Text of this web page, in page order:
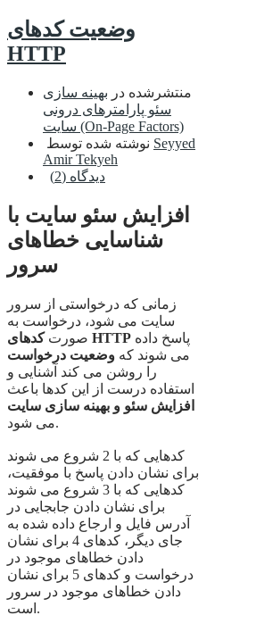
وضعیت کدهای
HTTP
منتشرشده در بهینه سازی
سئو پارامترهای درونی
سایت (On-Page Factors)
Seyyed
Amir Tekyeh
دیدگاه (2)
افزایش سئو سایت با
شناسایی خطاهای
سرور
زمانی که درخواستی از سرور
سایت می شود، درخواست به
صورت کدهای HTTP
می شوند که وضعیت درخواست
را روشن می کند آشنایی و
استفاده درست از این کدها باعث
افزایش سئو و بهینه سازی سایت
می شود.
کدهایی که با 2 شروع می شوند
برای نشان دادن پاسخ با موفقیت،
کدهایی که با 3 شروع می شوند
برای نشان دادن جابجایی در
آدرس فایل و ارجاع داده شده به
جای دیگر، کدهای 4 برای نشان
دادن خطاهای موجود در
درخواست و کدهای 5 برای نشان
دادن خطاهای موجود در سرور
است.